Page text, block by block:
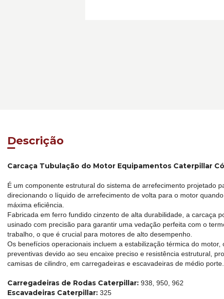
Descrição
Carcaça Tubulação do Motor Equipamentos Caterpillar
É um componente estrutural do sistema de arrefecimento projetado
direcionando o líquido de arrefecimento de volta para o motor
máxima eficiência.
Fabricada em ferro fundido cinzento de alta durabilidade, a carcaça
usinado com precisão para garantir uma vedação perfeita com o
trabalho, o que é crucial para motores de alto desempenho.
Os benefícios operacionais incluem a estabilização térmica do
preventivas devido ao seu encaixe preciso e resistência estrutural,
camisas de cilindro, em carregadeiras e escavadeiras de médio porte.
Carregadeiras de Rodas Caterpillar: 938, 950, 962
Escavadeiras Caterpillar: 325